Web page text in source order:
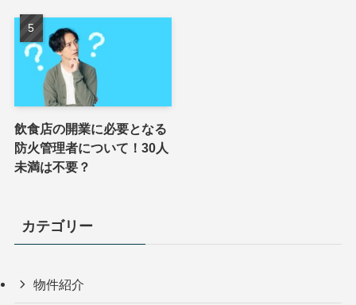
飲食店の開業に必要となる
防火管理者について！30人
未満は不要？
カテゴリー
物件紹介